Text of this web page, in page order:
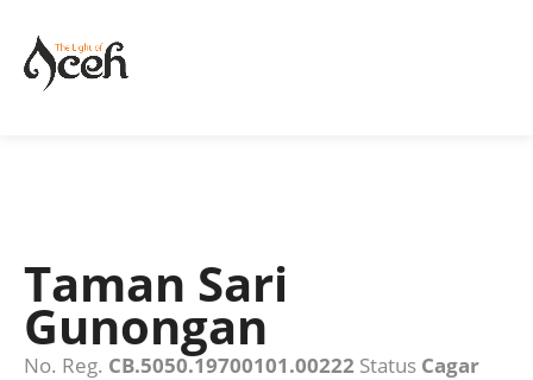
Taman Sari
Gunongan
No. Reg. CB.5050.19700101.00222 Status Cagar